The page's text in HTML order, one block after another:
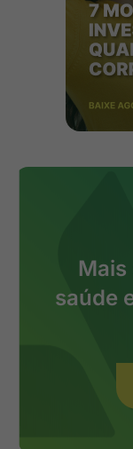
saúde